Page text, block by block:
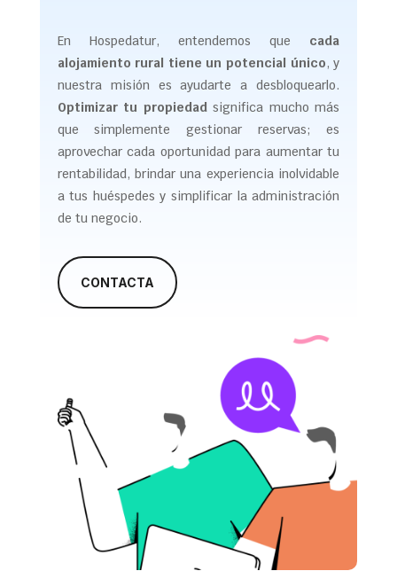
En Hospedatur, entendemos que cada
alojamiento rural tiene un potencial único, y
nuestra misión es ayudarte a desbloquearlo.
Optimizar tu propiedadsignifica mucho más
que simplemente gestionar reservas; es
aprovechar cada oportunidad para aumentar tu
rentabilidad, brindar una experiencia inolvidable
a tus huéspedes y simplificar la administración
de tu negocio.
CONTACTA